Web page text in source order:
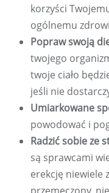
korzyści
ogólnemu
Popraw swoją
twojego
twoje ciało
jeśli nie
Umiarkowane
powodować i
Radzić sobie ze
są sprawcami
erekcję niewiele